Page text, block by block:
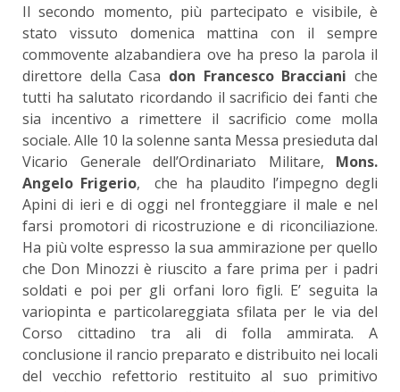
Il secondo momento, più partecipato e visibile, è
stato vissuto domenica mattina con il sempre
commovente alzabandiera ove ha preso la parola il
direttore della Casa don Francesco Bracciani che
tutti ha salutato ricordando il sacrificio dei fanti che
sia incentivo a rimettere il sacrificio come molla
sociale. Alle 10 la solenne santa Messa presieduta dal
Vicario Generale dell’Ordinariato Militare, Mons.
Angelo Frigerio, che ha plaudito l’impegno degli
Apini di ieri e di oggi nel fronteggiare il male e nel
farsi promotori di ricostruzione e di riconciliazione.
Ha più volte espresso la sua ammirazione per quello
che Don Minozzi è riuscito a fare prima per i padri
soldati e poi per gli orfani loro figli. E’ seguita la
variopinta e particolareggiata sfilata per le via del
Corso cittadino tra ali di folla ammirata. A
conclusione il rancio preparato e distribuito nei locali
del vecchio refettorio restituito al suo primitivo